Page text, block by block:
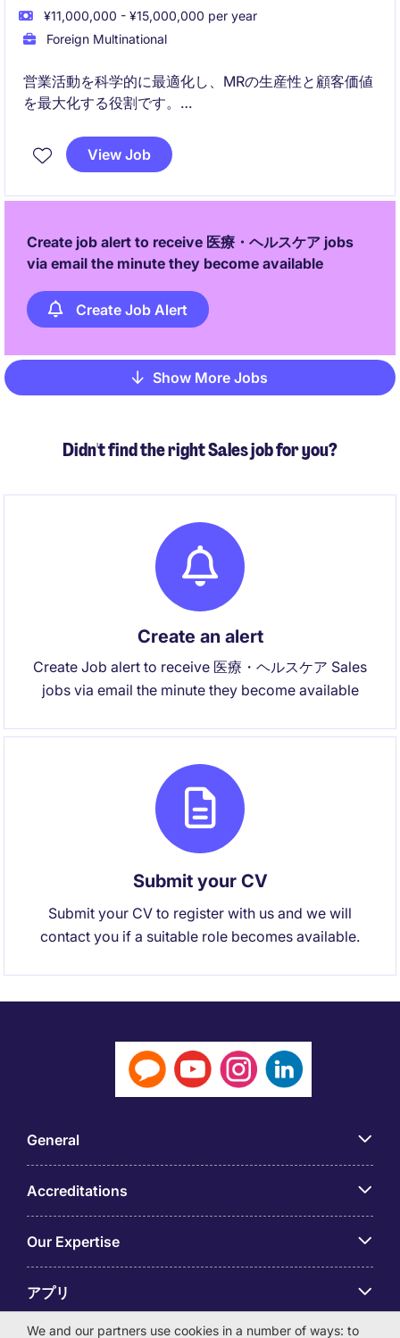
¥11,000,000 - ¥15,000,000 per year
Foreign Multinational
営業活動を科学的に最適化し、MRの生産性と顧客価値
を最大化する役割です。
データ分析と戦略設計を通じて、営業戦略と現場実行
を橋渡しします。
View Job
Create job alert to receive 医療・ヘルスケア jobs
via email the minute they become available
Create Job Alert
Pagination
Show More Jobs
Didn't find the right Sales job for you?
Create an alert
Create Job alert to receive 医療・ヘルスケア Sales
jobs via email the minute they become available
Submit your CV
Submit your CV to register with us and we will
contact you if a suitable role becomes available.
General
Accreditations
Our Expertise
アプリ
We and our partners use cookies in a number of ways: to